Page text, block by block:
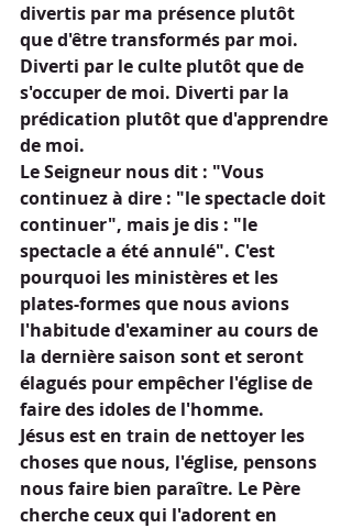
divertis par ma présence plutôt
que d'être transformés par moi.
Diverti par le culte plutôt que de
s'occuper de moi. Diverti par la
prédication plutôt que d'apprendre
de moi.
Le Seigneur nous dit : "Vous
continuez à dire : "le spectacle doit
continuer", mais je dis : "le
spectacle a été annulé". C'est
pourquoi les ministères et les
plates-formes que nous avions
l'habitude d'examiner au cours de
la dernière saison sont et seront
élagués pour empêcher l'église de
faire des idoles de l'homme.
Jésus est en train de nettoyer les
choses que nous, l'église, pensons
nous faire bien paraître. Le Père
cherche ceux qui l'adorent en